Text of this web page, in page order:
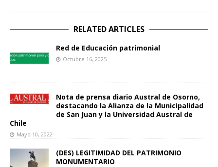
RELATED ARTICLES
Red de Educación patrimonial
Octubre 16, 2025
Nota de prensa diario Austral de Osorno,
destacando la Alianza de la Municipalidad
de San Juan y la Universidad Austral de
Chile
Mayo 10, 2022
(DES) LEGITIMIDAD DEL PATRIMONIO
MONUMENTARIO